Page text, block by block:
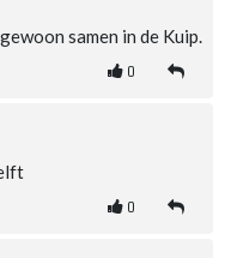
samen in de Kuip.
0
0